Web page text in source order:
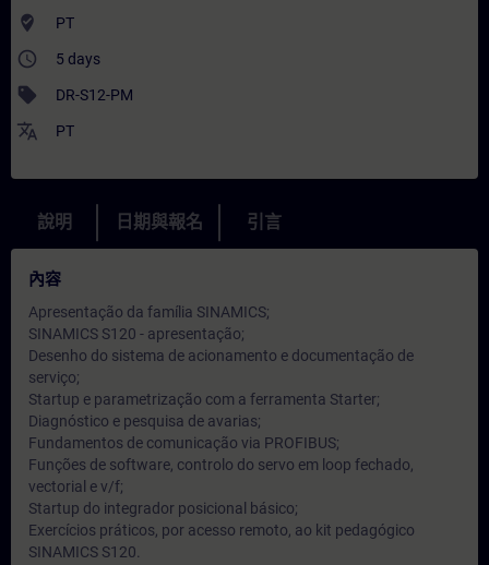
where_to_vote PT
access_time 5 days
sell DR-S12-PM
translate PT
說明 日期與報名 引言
內容
Apresentação da família SINAMICS;
SINAMICS S120 - apresentação;
Desenho do sistema de acionamento e documentação de
serviço;
Startup e parametrização com a ferramenta Starter;
Diagnóstico e pesquisa de avarias;
Fundamentos de comunicação via PROFIBUS;
Funções de software, controlo do servo em loop fechado,
vectorial e v/f;
Startup do integrador posicional básico;
Exercícios práticos, por acesso remoto, ao kit pedagógico
SINAMICS S120.